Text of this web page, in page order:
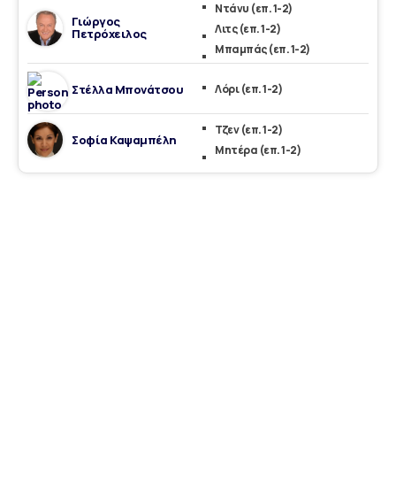
Γιώργος
Πετρόχειλος
Ντάνυ (επ. 1-2)
Λιτς (επ. 1-2)
Μπαμπάς (επ. 1-2)
Στέλλα Μπονάτσου Λόρι (επ. 1-2)
Σοφία Καψαμπέλη
Τζεν (επ. 1-2)
Μητέρα (επ. 1-2)